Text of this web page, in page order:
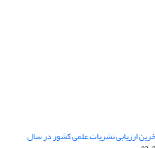
ارزیابی نشریات علمی کشور در سال